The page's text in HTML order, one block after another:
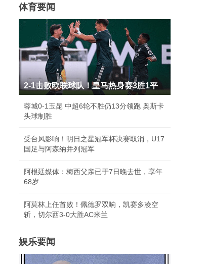
体育要闻
2-1击败欧联球队！皇马热身赛3胜1平
蓉城0-1玉昆 中超6轮不胜仍13分领跑 奥斯卡
头球制胜
受台风影响！明日之星冠军杯决赛取消，U17
国足与阿森纳并列冠军
阿根廷媒体：梅西父亲已于7日晚去世，享年
68岁
阿莫林上任首败！佩德罗双响，凯赛多凌空
斩，切尔西3-0大胜AC米兰
娱乐要闻